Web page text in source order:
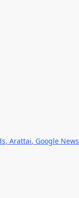
, Arattai, Google News